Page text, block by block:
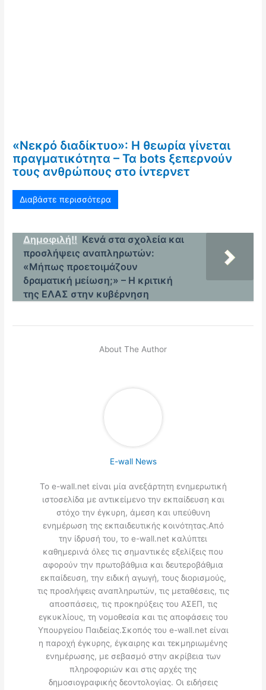
«Νεκρό διαδίκτυο»: Η θεωρία γίνεται
πραγματικότητα – Τα bots ξεπερνούν
τους ανθρώπους στο ίντερνετ
Διαβάστε περισσότερα
Δημοφιλή!! Κενά στα σχολεία και
προσλήψεις αναπληρωτών:
«Μήπως προετοιμάζουν
δραματική μείωση;» – Η κριτική
της ΕΛΑΣ στην κυβέρνηση
About The Author
E-wall News
Το e-wall.net είναι μία ανεξάρτητη ενημερωτική
ιστοσελίδα με αντικείμενο την εκπαίδευση και
στόχο την έγκυρη, άμεση και υπεύθυνη
ενημέρωση της εκπαιδευτικής κοινότητας.Από
την ίδρυσή του, το e-wall.net καλύπτει
καθημερινά όλες τις σημαντικές εξελίξεις που
αφορούν την πρωτοβάθμια και δευτεροβάθμια
εκπαίδευση, την ειδική αγωγή, τους διορισμούς,
τις προσλήψεις αναπληρωτών, τις μεταθέσεις, τις
αποσπάσεις, τις προκηρύξεις του ΑΣΕΠ, τις
εγκυκλίους, τη νομοθεσία και τις αποφάσεις του
Υπουργείου Παιδείας.Σκοπός του e-wall.net είναι
η παροχή έγκυρης, έγκαιρης και τεκμηριωμένης
ενημέρωσης, με σεβασμό στην ακρίβεια των
πληροφοριών και στις αρχές της
δημοσιογραφικής δεοντολογίας. Οι ειδήσεις